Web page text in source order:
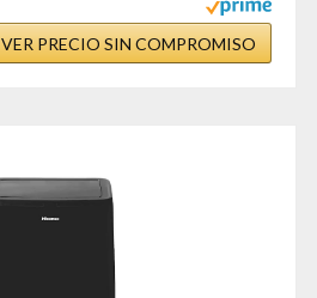
VER PRECIO SIN COMPROMISO